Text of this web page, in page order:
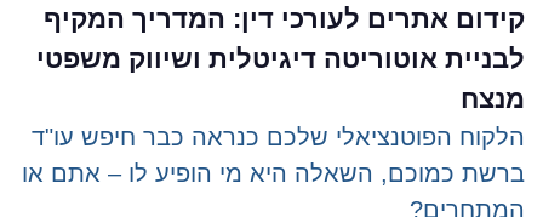
קידום אתרים לעורכי דין: המדריך המקיף
לבניית אוטוריטה דיגיטלית ושיווק משפטי
מנצח
הלקוח הפוטנציאלי שלכם כנראה כבר חיפש עו"ד
ברשת כמוכם, השאלה היא מי הופיע לו – אתם או
המתחרים?